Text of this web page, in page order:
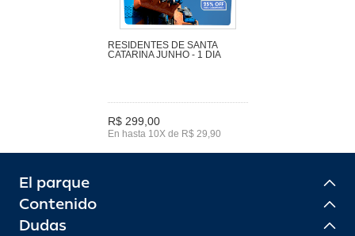
RESIDENTES DE SANTA
CATARINA JUNHO - 1 DIA
R$ 299,00
En hasta 10X de R$ 29,90
El parque
Contenido
Dudas